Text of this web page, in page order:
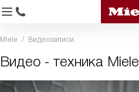
Miele Видеозаписи
Видео - техника Miele